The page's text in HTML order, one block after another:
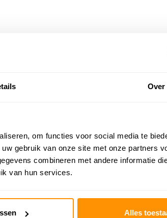
Over
om functies voor social media te
gebruik van onze site met onze partners
combineren met andere informatie
van hun services.
Alles